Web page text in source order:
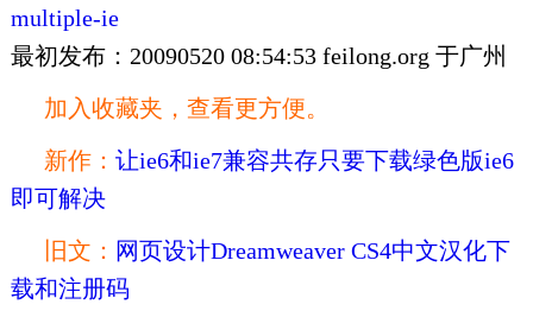
multiple-ie
最初发布：20090520 08:54:53 feilong.org 于广州
加入收藏夹，查看更方便。
新作： 让ie6和ie7兼容共存只要下载绿色版ie6
即可解决
旧文： 网页设计Dreamweaver CS4中文汉化下
载和注册码